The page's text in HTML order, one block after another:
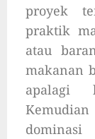
proyek
praktik
atau
makanan
apalagi
dominasi